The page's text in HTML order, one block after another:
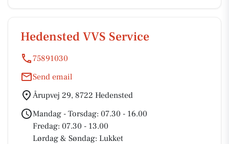
Hedensted VVS Service
75891030
Send email
Årupvej 29, 8722 Hedensted
Mandag - Torsdag: 07.30 - 16.00
Fredag: 07.30 - 13.00
Lørdag & Søndag: Lukket